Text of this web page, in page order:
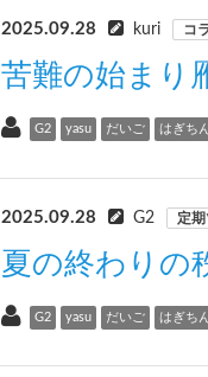
2025.09.28 kuri コ
苦難の始まり
G2 yasu だいご はぎち
2025.09.28 G2 定
夏の終わりの
G2 yasu だいご はぎち